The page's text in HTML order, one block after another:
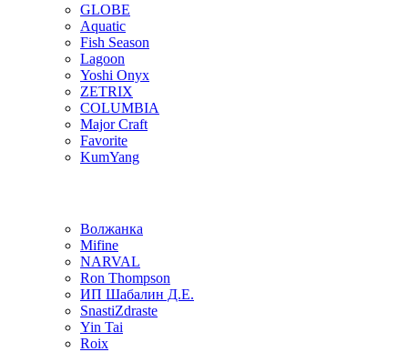
GLOBE
Aquatic
Fish Season
Lagoon
Yoshi Onyx
ZETRIX
COLUMBIA
Major Craft
Favorite
KumYang
Волжанка
Mifine
NARVAL
Ron Thompson
ИП Шабалин Д.Е.
SnastiZdraste
Yin Tai
Roix